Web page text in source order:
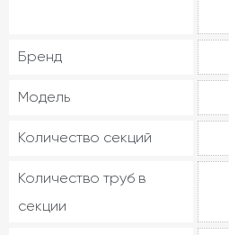
Бренд
Модель
Количество секций
Количество труб в
секции